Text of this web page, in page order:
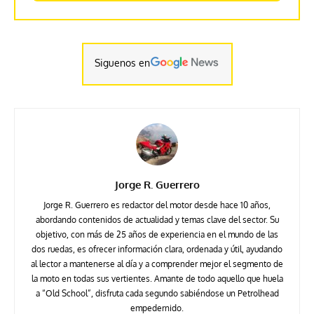
Siguenos en
Jorge R. Guerrero
Jorge R. Guerrero es redactor del motor desde hace 10 años,
abordando contenidos de actualidad y temas clave del sector. Su
objetivo, con más de 25 años de experiencia en el mundo de las
dos ruedas, es ofrecer información clara, ordenada y útil, ayudando
al lector a mantenerse al día y a comprender mejor el segmento de
la moto en todas sus vertientes. Amante de todo aquello que huela
a “Old School”, disfruta cada segundo sabiéndose un Petrolhead
empedernido.